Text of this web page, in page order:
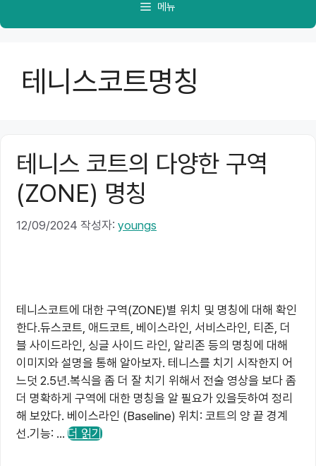
메뉴
테니스코트명칭
테니스 코트의 다양한 구역
(ZONE) 명칭
12/09/2024 작성자: youngs
테니스코트에 대한 구역(ZONE)별 위치 및 명칭에 대해 확인
한다.듀스코트, 애드코트, 베이스라인, 서비스라인, 티존, 더
블 사이드라인, 싱글 사이드 라인, 알리존 등의 명칭에 대해
이미지와 설명을 통해 알아보자. 테니스를 치기 시작한지 어
느덧 2.5년.복식을 좀 더 잘 치기 위해서 전술 영상을 보다 좀
더 명확하게 구역에 대한 명칭을 알 필요가 있을듯하여 정리
해 보았다. 베이스라인 (Baseline) 위치: 코트의 양 끝 경계
선.기능: … 더 읽기